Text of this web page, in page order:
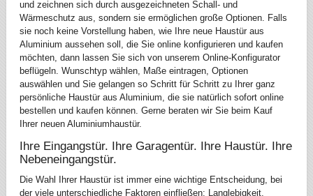
und zeichnen sich durch ausgezeichneten Schall- und
Wärmeschutz aus, sondern sie ermöglichen große Optionen. Falls
sie noch keine Vorstellung haben, wie Ihre neue Haustür aus
Aluminium aussehen soll, die Sie online konfigurieren und kaufen
möchten, dann lassen Sie sich von unserem Online-Konfigurator
beflügeln. Wunschtyp wählen, Maße eintragen, Optionen
auswählen und Sie gelangen so Schritt für Schritt zu Ihrer ganz
persönliche Haustür aus Aluminium, die sie natürlich sofort online
bestellen und kaufen können. Gerne beraten wir Sie beim Kauf
Ihrer neuen Aluminiumhaustür.
Ihre Eingangstür. Ihre Garagentür. Ihre Haustür. Ihre
Nebeneingangstür.
Die Wahl Ihrer Haustür ist immer eine wichtige Entscheidung, bei
der viele unterschiedliche Faktoren einfließen: Langlebigkeit,